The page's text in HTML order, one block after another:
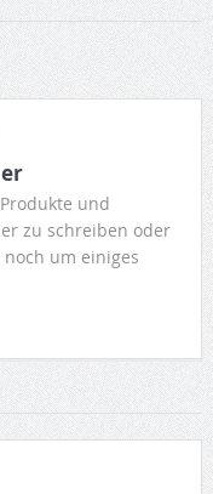
und
zu schreiben oder
um einiges